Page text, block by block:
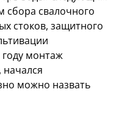
сбора свалочного
стоков, защитного
монтаж
можно назвать